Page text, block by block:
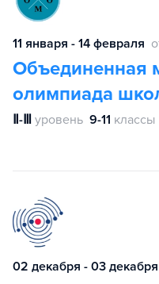
11 января - 14 февраля
Объединенная
олимпиада
Ⅱ-Ⅲ уровень 9-11 классы
02 декабря - 03 декабря